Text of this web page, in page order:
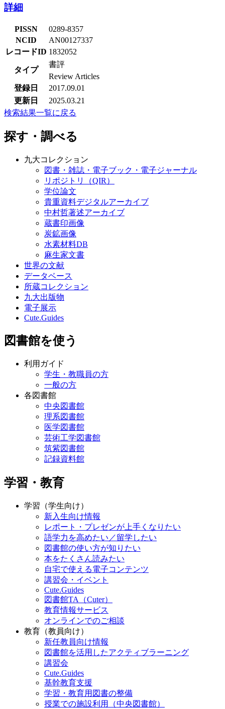
詳細
PISSN
0289-8357
NCID
AN00127337
レコードID 1832052
タイプ
書評
Review Articles
登録日
2017.09.01
更新日
2025.03.21
検索結果一覧に戻る
探す・調べる
九大コレクション
図書・雑誌・電子ブック・電子ジャーナル
リポジトリ（QIR）
学位論文
貴重資料デジタルアーカイブ
中村哲著述アーカイブ
蔵書印画像
炭鉱画像
水素材料DB
麻生家文書
世界の文献
データベース
所蔵コレクション
九大出版物
電子展示
Cute.Guides
図書館を使う
利用ガイド
学生・教職員の方
一般の方
各図書館
中央図書館
理系図書館
医学図書館
芸術工学図書館
筑紫図書館
記録資料館
学習・教育
学習（学生向け）
新入生向け情報
レポート・プレゼンが上手くなりたい
語学力を高めたい／留学したい
図書館の使い方が知りたい
本をたくさん読みたい
自宅で使える電子コンテンツ
講習会・イベント
Cute.Guides
図書館TA（Cuter）
教育情報サービス
オンラインでのご相談
教育（教員向け）
新任教員向け情報
図書館を活用したアクティブラーニング
講習会
Cute.Guides
基幹教育支援
学習・教育用図書の整備
授業での施設利用（中央図書館）